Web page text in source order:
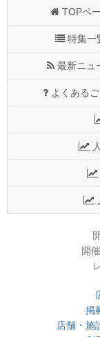
TOPペ
特集一
最新ニュ
よくある
開
掲
店舗・施